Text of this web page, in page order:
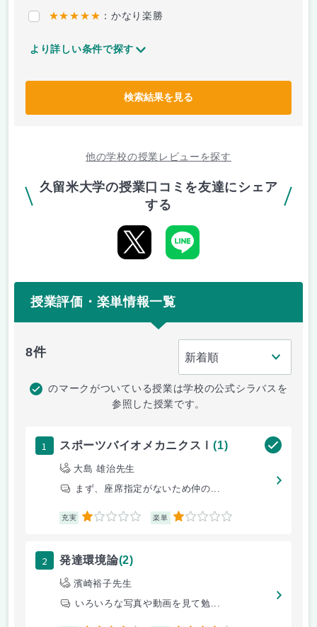
★★★★★ ：かなり楽勝
より詳しい条件で探す
検索結果を見る
他の学校の授業レビューを探す
久留米大学の授業口コミを友達にシェア
する
授業評価・楽単情報一覧
8件
のマークがついている授業は学校の公式シラバスを
参照した授業です。
1 スポーツバイオメカニクスⅠ(1)
大島 雄治先生
まず、座席指定がないため仲の...
充実 1 楽単 1
2 発達環境論(2)
濱崎裕子先生
いろいろな写真や動画を見て勉...